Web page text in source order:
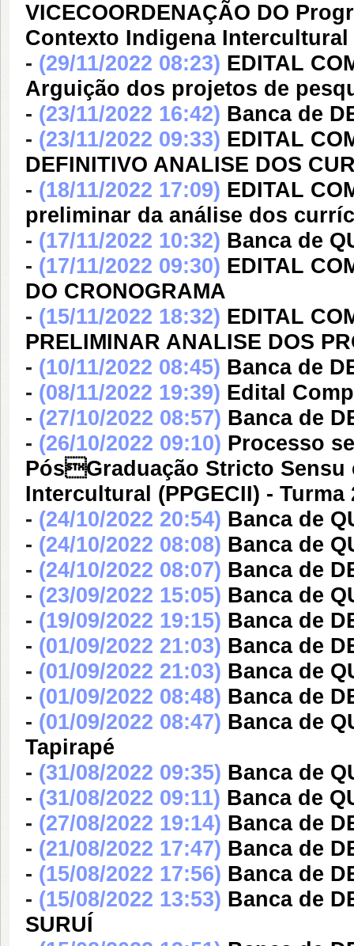
VICECOORDENAÇÃO DO
Contexto Indigena
- (29/11/2022 08:23) EDITAL
Arguição dos projetos de
- (23/11/2022 16:42) Banca de
- (23/11/2022 09:33) EDITAL
DEFINITIVO ANALISE DOS
- (18/11/2022 17:09) EDITAL
preliminar da análise dos
- (17/11/2022 10:32) Banca de
- (17/11/2022 09:30) EDITAL
DO CRONOGRAMA
- (15/11/2022 18:32) EDITAL
PRELIMINAR ANALISE DOS
- (10/11/2022 08:45) Banca de
- (08/11/2022 19:39) Edital
- (27/10/2022 08:57) Banca de
- (26/10/2022 09:10) Processo
PósGraduação Stricto Sensu
Intercultural (PPGECII) -
- (24/10/2022 20:54) Banca de
- (24/10/2022 08:08) Banca de
- (24/10/2022 08:07) Banca de
- (23/09/2022 15:05) Banca de
- (19/09/2022 19:15) Banca de
- (01/09/2022 21:03) Banca de
- (01/09/2022 21:03) Banca de
- (01/09/2022 08:48) Banca de
- (01/09/2022 08:47) Banca de
Tapirapé
- (31/08/2022 09:35) Banca de
- (31/08/2022 09:11) Banca de
- (27/08/2022 19:14) Banca de
- (21/08/2022 17:47) Banca de
- (15/08/2022 17:56) Banca de
- (15/08/2022 13:53) Banca de
SURUÍ